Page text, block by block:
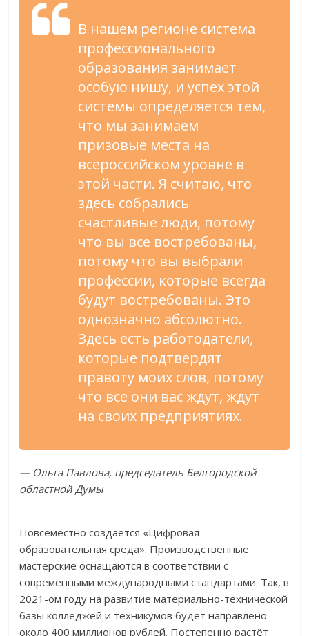
В нашем регионе система
профессионального
образования занимает
особую нишу, и успех этой
системы определяется тем,
что мы занимаем
призовые места на
всероссийском уровне в
этой части. Я считаю, что
здесь собрались
счастливые люди, потому
что вы все востребованы,
потому что вы выбрали
профессии, которые всегда
будут востребованы. Это
однозначно абсолютно.
Здесь есть работодатели,
которые подтвердят
правоту моих слов, потому
что все они вас ждут, ждут
на своих предприятиях.
— Ольга Павлова, председатель Белгородской
областной Думы
Повсеместно создаётся «Цифровая
образовательная среда». Производственные
мастерские оснащаются в соответствии с
современными международными стандартами. Так, в
2021-ом году на развитие материально-технической
базы колледжей и техникумов будет направлено
около 400 миллионов рублей. Постепенно растёт